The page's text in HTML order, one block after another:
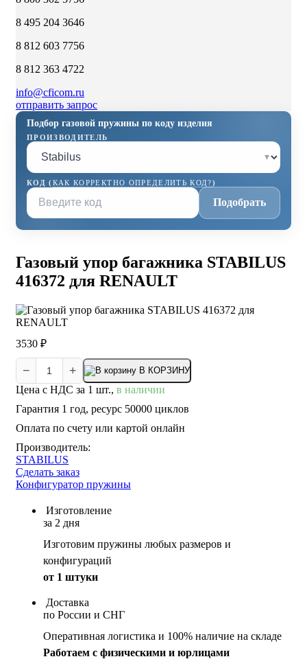
8 495 204 3646
8 812 603 7756
8 812 363 4722
info@cficom.ru
отправить запрос
Подбор газовой пружины по коду изделия
ПРОИЗВОДИТЕЛЬ
▾
КОД (КАК КОРРЕКТНО ОПРЕДЕЛИТЬ КОД?)
Подобрать
Газовый упор багажника STABILUS
416372 для RENAULT
3530 ₽
− + В КОРЗИНУ
Цена с НДС за 1 шт., в наличии
Гарантия 1 год, ресурс 50000 циклов
Оплата по счету или картой онлайн
Производитель:
STABILUS
Сделать заказ
Конфигуратор пружины
Изготовление
за 2 дня
Изготовим пружины любых размеров и
конфигураций
от 1 штуки
Доставка
по России и СНГ
Оперативная логистика и 100% наличие на складе
Работаем с физическими и юрлицами